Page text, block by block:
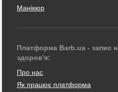
Манікюр
Платформа Barb.ua - запис
здоров'я:
Про нас
Як працює платформа